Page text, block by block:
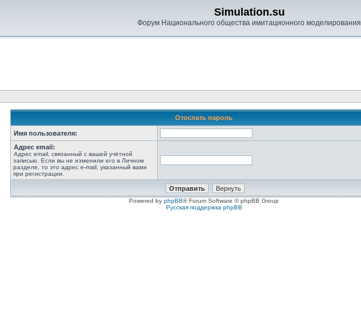
Simulation.su
Форум Национального общества имитационного моделирования
Отослать пароль
Имя пользователя:
Адрес email:
Адрес email, связанный с вашей учётной
записью. Если вы не изменили его в Личном
разделе, то это адрес e-mail, указанный вами
при регистрации.
Powered by phpBB® Forum Software © phpBB Group
Русская поддержка phpBB